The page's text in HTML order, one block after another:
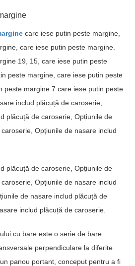
care iese putin peste margine,
care iese putin peste margine.
19, 15, care iese putin peste
peste margine, care iese putin peste
peste margine 7 care iese putin peste
includ plăcuță de caroserie,
plăcuță de caroserie, Opțiunile de
Opțiunile de nasare includ
plăcuță de caroserie, Opțiunile de
Opțiunile de nasare includ
de nasare includ plăcuță de
includ plăcuță de caroserie.
cu bare este o serie de bare
perpendiculare la diferite
panou portant, conceput pentru a fi